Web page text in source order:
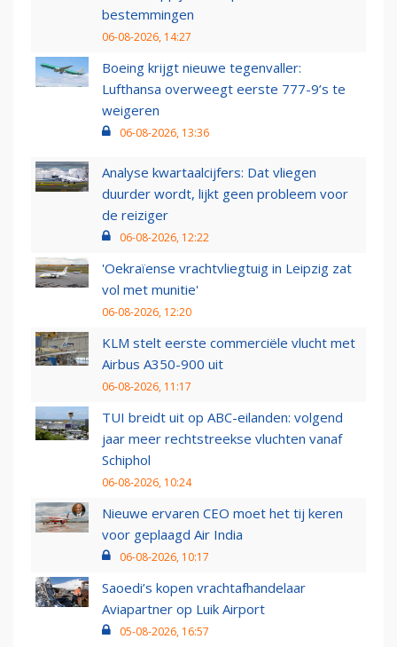
bestemmingen
06-08-2026, 14:27
Boeing krijgt nieuwe tegenvaller:
Lufthansa overweegt eerste 777-9’s te
weigeren
06-08-2026, 13:36
Analyse kwartaalcijfers: Dat vliegen
duurder wordt, lijkt geen probleem voor
de reiziger
06-08-2026, 12:22
'Oekraïense vrachtvliegtuig in Leipzig zat
vol met munitie'
06-08-2026, 12:20
KLM stelt eerste commerciële vlucht met
Airbus A350-900 uit
06-08-2026, 11:17
TUI breidt uit op ABC-eilanden: volgend
jaar meer rechtstreekse vluchten vanaf
Schiphol
06-08-2026, 10:24
Nieuwe ervaren CEO moet het tij keren
voor geplaagd Air India
06-08-2026, 10:17
Saoedi’s kopen vrachtafhandelaar
Aviapartner op Luik Airport
05-08-2026, 16:57